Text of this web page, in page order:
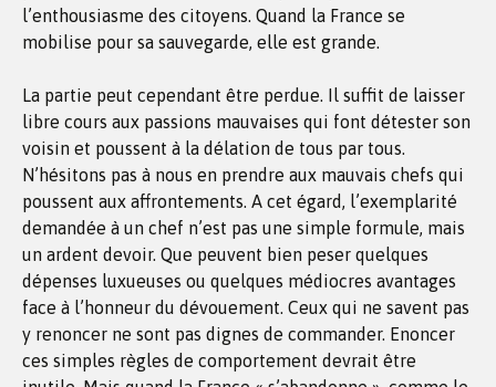
l’enthousiasme des citoyens. Quand la France se
mobilise pour sa sauvegarde, elle est grande.
La partie peut cependant être perdue. Il suffit de laisser
libre cours aux passions mauvaises qui font détester son
voisin et poussent à la délation de tous par tous.
N’hésitons pas à nous en prendre aux mauvais chefs qui
poussent aux affrontements. A cet égard, l’exemplarité
demandée à un chef n’est pas une simple formule, mais
un ardent devoir. Que peuvent bien peser quelques
dépenses luxueuses ou quelques médiocres avantages
face à l’honneur du dévouement. Ceux qui ne savent pas
y renoncer ne sont pas dignes de commander. Enoncer
ces simples règles de comportement devrait être